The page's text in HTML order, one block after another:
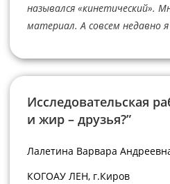
назывался «кинетический».
материал. А совсем недавно
Исследовательская
и жир – друзья?”
Лалетина Варвара
КОГОАУ ЛЕН, г.Киров